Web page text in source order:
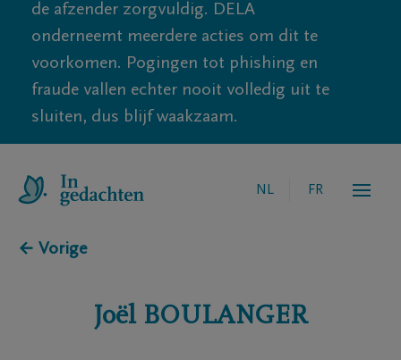
de afzender zorgvuldig. DELA
onderneemt meerdere acties om dit te
voorkomen. Pogingen tot phishing en
fraude vallen echter nooit volledig uit te
sluiten, dus blijf waakzaam.
NL FR
← Vorige
Joël BOULANGER